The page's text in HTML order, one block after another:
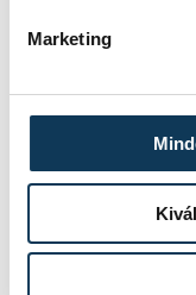
Marketing
Veszprém